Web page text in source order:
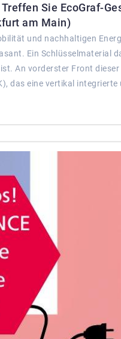
Sie EcoGraf-
am Main)
und nachhaltigen
Ein Schlüsselmaterial
An vorderster Front
das eine vertikal